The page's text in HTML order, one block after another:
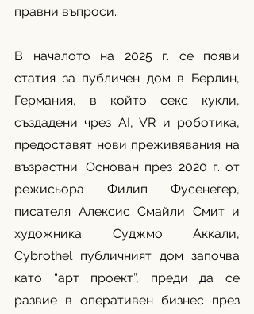
правни въпроси.
В началото на 2025 г. се появи
статия за публичен дом в Берлин,
Германия, в който секс кукли,
създадени чрез AI, VR и роботика,
предоставят нови преживявания на
възрастни. Основан през 2020 г. от
режисьора Филип Фусенегер,
писателя Алексис Смайли Смит и
художника Суджмо Аккали,
Cybrothel публичният дом започва
като “арт проект”, преди да се
развие в оперативен бизнес през